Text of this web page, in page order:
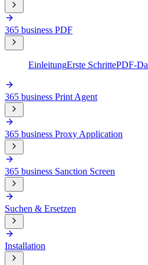
365 business PDF
EinleitungErste SchrittePDF-
365 business Print Agent
365 business Proxy Application
365 business Sanction Screen
Suchen & Ersetzen
Installation